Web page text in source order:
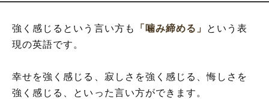
強く感じるという言い方も 「噛み締める」
という表
現の英語です。
幸せを強く感じる、寂しさを強く感じる、悔しさを
強く感じる、といった言い方ができます。